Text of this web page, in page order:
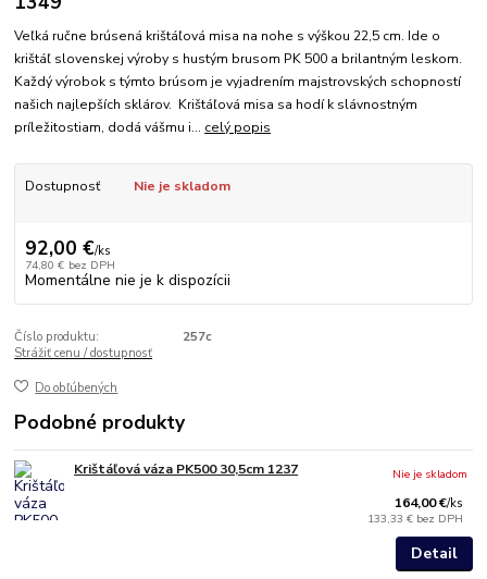
Veľká ručne brúsená krištáľová misa na nohe s výškou 22,5 cm. Ide o
krištáľ slovenskej výroby s hustým brusom PK 500 a brilantným leskom.
Každý výrobok s týmto brúsom je vyjadrením majstrovských schopností
našich najlepších sklárov. Krištáľová misa sa hodí k slávnostným
príležitostiam, dodá vášmu i... celý popis
Dostupnosť Nie je skladom
92,00 €/ks
74,80 € bez DPH
Momentálne nie je k dispozícii
Číslo produktu:
257c
Strážiť cenu / dostupnosť
Do obľúbených
Podobné produkty
Krištáľová váza PK500 30,5cm 1237
164,00 €/ks
133,33 € bez DPH
Nie je skladom
Detail